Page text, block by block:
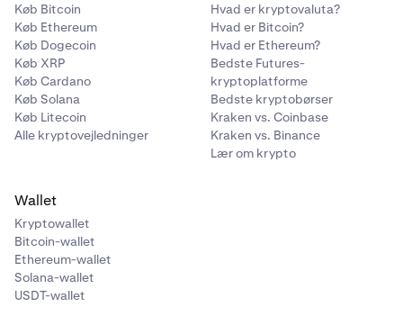
Køb Bitcoin
Køb Ethereum
Køb Dogecoin
Køb XRP
Køb Cardano
Køb Solana
Køb Litecoin
Alle kryptovejledninger
Hvad er kryptovaluta?
Hvad er Bitcoin?
Hvad er Ethereum?
Bedste Futures-
kryptoplatforme
Bedste kryptobørser
Kraken vs. Coinbase
Kraken vs. Binance
Lær om krypto
Wallet
Kryptowallet
Bitcoin-wallet
Ethereum-wallet
Solana-wallet
USDT-wallet